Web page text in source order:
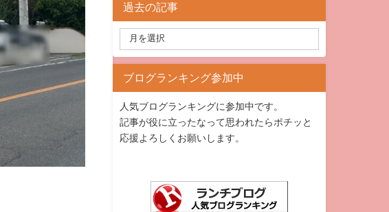
過去の記事
ブログランキング参加中
人気ブログランキングに参加中です。
記事が役に立ったなって思われたらポチッと
応援よろしくお願いします。